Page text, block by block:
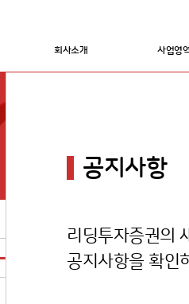
회사소개 사업영
공지사항
리딩투자증권의
공지사항을 확인